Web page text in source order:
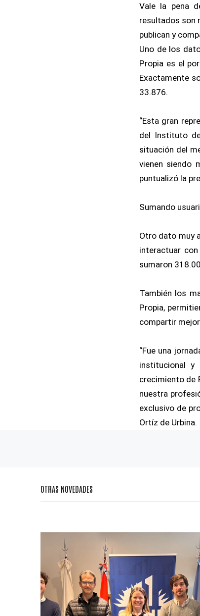
Vale la pena
resultados son
publican y
Uno de los
Propia es el
Exactamente
33.876.
“Esta gran
del Instituto
situación del
vienen siendo
puntualizó la
Sumando
Otro dato muy
interactuar
sumaron
También los
Propia,
compartir
“Fue una
institucional y
crecimiento de
nuestra
exclusivo de
Ortíz de Urbina.
OTRAS NOVEDADES